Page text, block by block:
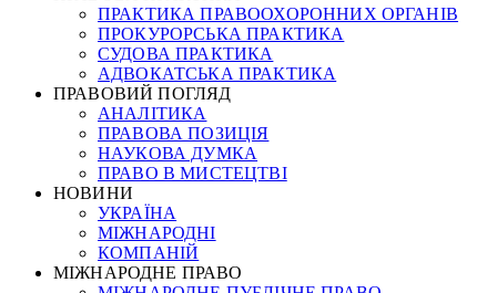
ПРАКТИКА ПРАВООХОРОННИХ ОРГАНІВ
ПРОКУРОРСЬКА ПРАКТИКА
СУДОВА ПРАКТИКА
АДВОКАТСЬКА ПРАКТИКА
ПРАВОВИЙ ПОГЛЯД
АНАЛІТИКА
ПРАВОВА ПОЗИЦІЯ
НАУКОВА ДУМКА
ПРАВО В МИСТЕЦТВІ
НОВИНИ
УКРАЇНА
МІЖНАРОДНІ
КОМПАНІЙ
МІЖНАРОДНЕ ПРАВО